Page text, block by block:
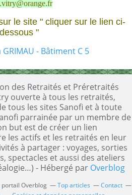
le site " cliquer sur le lien ci-
dessous "
- Bâtiment C 5
des Retraités et Préretraités
ouverte à tous les retraités,
tous les sites Sanofi et à toute
parrainée par un membre de
but est de créer un lien
les actifs et les retraités en leur
à partager : voyages, sorties
spectacles et aussi des ateliers
- Hébergé par Overblog
portail Overblog Top articles
Contact